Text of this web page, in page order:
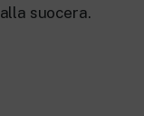
suocera.